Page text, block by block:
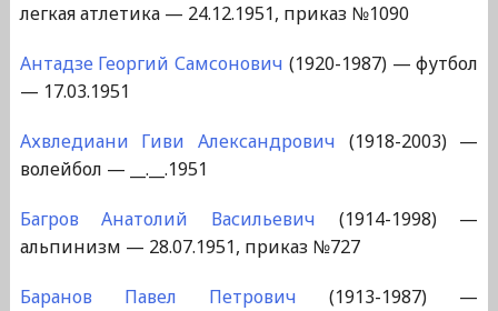
легкая атлетика — 24.12.1951, приказ №1090
Антадзе Георгий Самсонович (1920-1987) — футбол
— 17.03.1951
Ахвледиани Гиви Александрович (1918-2003) —
волейбол — __.__.1951
Багров Анатолий Васильевич (1914-1998) —
альпинизм — 28.07.1951, приказ №727
Баранов Павел Петрович (1913-1987) —